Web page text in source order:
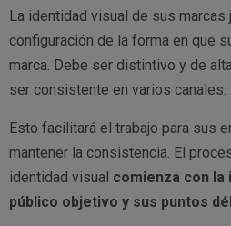
La identidad visual de sus marcas
configuración de la forma en que
marca. Debe ser distintivo y de
ser consistente en varios canales.
Esto facilitará el trabajo para sus
mantener la consistencia. El
identidad visual comienza con la
público objetivo y sus puntos